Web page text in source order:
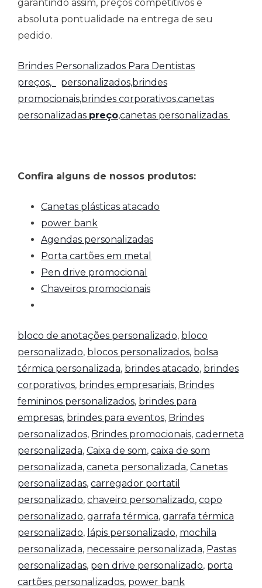
garantindo assim, preços competitivos e
absoluta pontualidade na entrega de seu
pedido.
Brindes Personalizados Para Dentistas
preços,
personalizados,brindes
promocionais,brindes corporativos,canetas
personalizadas preço,canetas personalizadas
Confira alguns de nossos produtos:
Canetas plásticas atacado
power bank
Agendas personalizadas
Porta cartões em metal
Pen drive promocional
Chaveiros promocionais
bloco de anotações personalizado, bloco
personalizado, blocos personalizados, bolsa
térmica personalizada, brindes atacado, brindes
corporativos, brindes empresariais, Brindes
femininos personalizados, brindes para
empresas, brindes para eventos, Brindes
personalizados, Brindes promocionais, caderneta
personalizada, Caixa de som, caixa de som
personalizada, caneta personalizada, Canetas
personalizadas, carregador portatil
personalizado, chaveiro personalizado, copo
personalizado, garrafa térmica, garrafa térmica
personalizado, lápis personalizado, mochila
personalizada, necessaire personalizada, Pastas
personalizadas, pen drive personalizado, porta
cartões personalizados, power bank